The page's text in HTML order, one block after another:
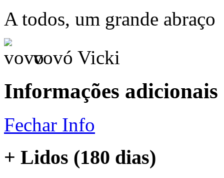
A todos, um grande abraço
vovó Vicki
Informações adicionais
Fechar Info
+ Lidos (180 dias)